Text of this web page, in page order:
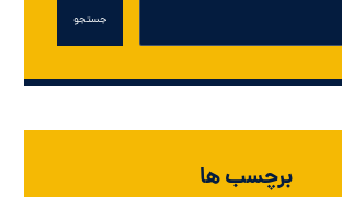
جستجو
برچسب ها